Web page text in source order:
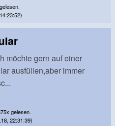
möchte gern auf einer
ausfüllen,aber immer
gelesen.
22:31:39)